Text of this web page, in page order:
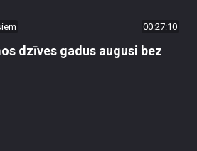
00:27:10
dzīves gadus augusi bez